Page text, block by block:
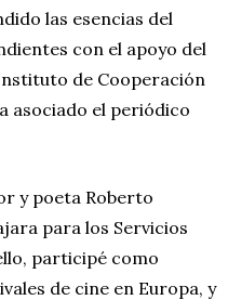
las esencias del
con el apoyo del
de Cooperación
asociado el periódico
y poeta Roberto
para los Servicios
participé como
de cine en Europa, y